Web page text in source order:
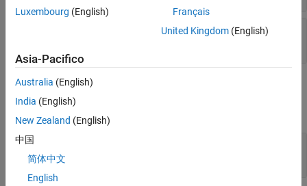
Ethernet interface name
Output Arguments
object
Luxembourg (English)
Français
United Kingdom(English)
Asia-Pacifico
Australia (English)
India (English)
New Zealand (English)
中国
简体中文
English